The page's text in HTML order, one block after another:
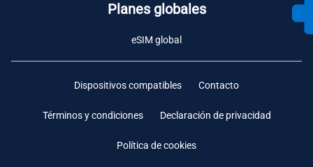
Planes globales
eSIM global
Dispositivos compatibles Contacto
Términos y condiciones Declaración de privacidad
Política de cookies